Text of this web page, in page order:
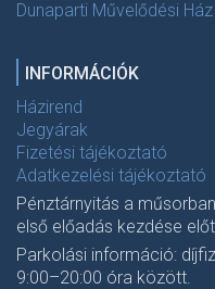
Dunaparti Művelődési Ház
INFORMÁCIÓK
Házirend
Jegyárak
Fizetési tájékoztató
Adatkezelési tájékoztató
Pénztárnyitás a
első előadás kezdése
Parkolási információ:
9:00–20:00 óra között.